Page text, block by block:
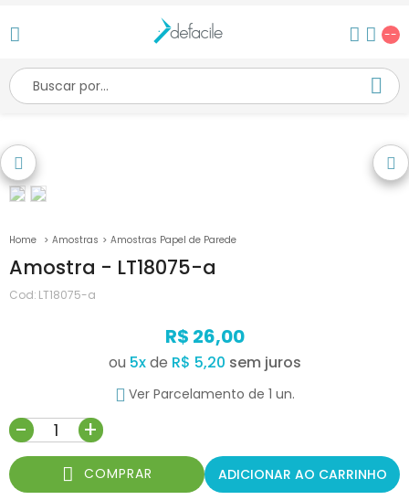
--
Amostras Amostras Papel de Parede
Amostra - LT18075-a
Cod: LT18075-a
R$ 26,00
ou 5xde R$ 5,20
Ver Parcelamento de 1 un.
- +
COMPRAR ADICIONAR AO CARRINHO